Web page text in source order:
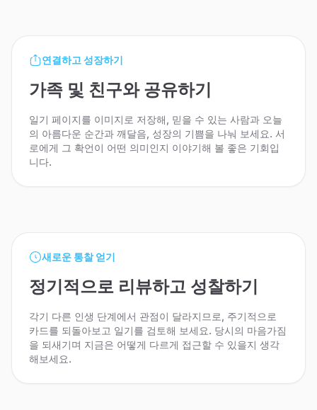
연결하고 성장하기
가족 및 친구와 공유하기
일기 페이지를 이미지로 저장해, 믿을 수 있는 사람과 오늘
의 아름다운 순간과 깨달음, 성장의 기쁨을 나눠 보세요. 서
로에게 그 확언이 어떤 의미인지 이야기해 볼 좋은 기회입
니다.
새로운 통찰 얻기
정기적으로 리뷰하고 성찰하기
각기 다른 인생 단계에서 관점이 달라지므로, 주기적으로
카드를 되돌아보고 일기를 검토해 보세요. 당시의 마음가짐
을 되새기며 지금은 어떻게 다르게 접근할 수 있을지 생각
해보세요.